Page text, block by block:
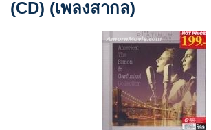
(CD) (เพลงสากล)